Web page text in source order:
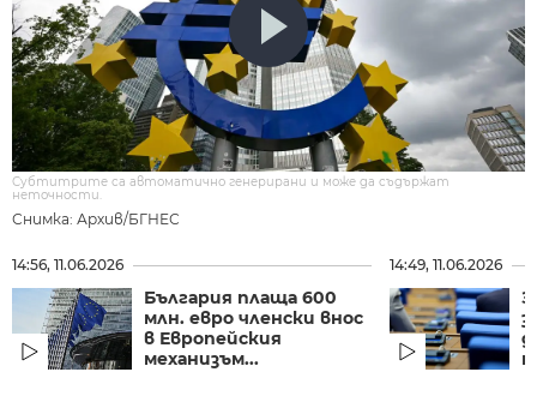
Снимка: Архив/БГНЕС
Субтитрите са автоматично генерирани и може да съдържат
неточности.
14:56, 11.06.2026
България плаща 600
млн. евро членски внос
в Европейския
механизъм...
14:49, 11.06.2026